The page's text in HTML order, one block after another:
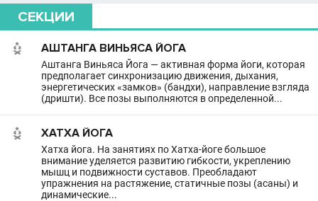
СЕКЦИИ
АШТАНГА ВИНЬЯСА ЙОГА
Аштанга Виньяса Йога — активная форма йоги, которая
предполагает синхронизацию движения, дыхания,
энергетических «замков» (бандхи), направление взгляда
(дришти). Все позы выполняются в определенной...
ХАТХА ЙОГА
Хатха йога. На занятиях по Хатха-йоге большое
внимание уделяется развитию гибкости, укреплению
мышц и подвижности суставов. Преобладают
упражнения на растяжение, статичные позы (асаны) и
динамические...